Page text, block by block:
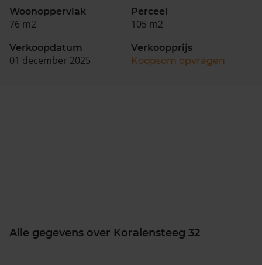
Woonoppervlak
76 m2
Perceel
105 m2
Verkoopdatum
01 december 2025
Verkoopprijs
Koopsom opvragen
Alle gegevens over Koralensteeg 32